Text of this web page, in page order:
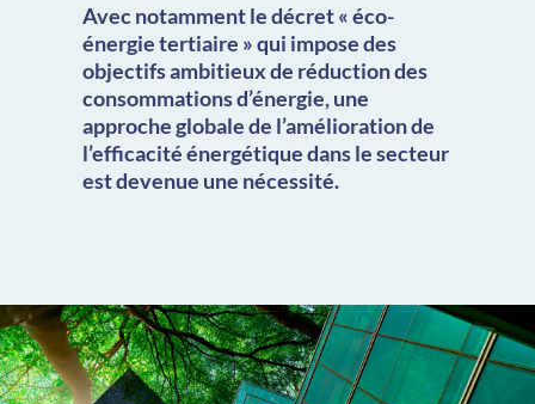
Avec notammentledécret « éco-
énergietertiaire » qui impose des
objectifsambitieuxde réduction des
consommations d’énergie,une
approche globale de l’amélioration de
l’efficacitéénergétiquedans le secteur
estdevenue une nécessité.